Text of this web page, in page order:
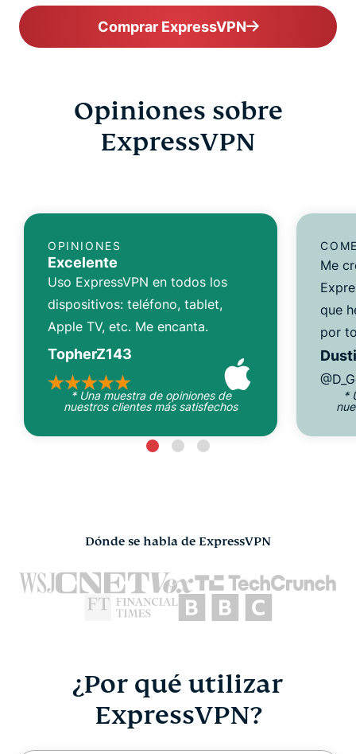
Comprar ExpressVPN
Opiniones sobre
ExpressVPN
OPINIONES
Excelente
Uso ExpressVPN en todos los
dispositivos: teléfono, tablet,
Apple TV, etc. Me encanta.
TopherZ143
* Una muestra de opiniones de
nuestros clientes más satisfechos
Me
que
por
*
Dónde se habla de ExpressVPN
¿Por qué utilizar
ExpressVPN?